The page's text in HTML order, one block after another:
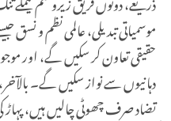
موسمیاتی تبدیلی، عالمی نظم و
حقیقی تعاون کر سکیں گے، اور
دہانیوں سے نواز سکیں گے۔
تضاد صرف چھوٹی چالیں ہیں، پہاڑ